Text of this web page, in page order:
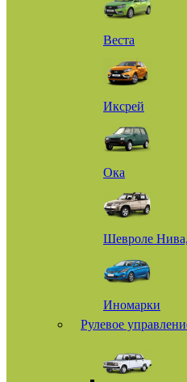
Веста
Иксрей
Ока
Шевроле
Иномарки
Рулевое